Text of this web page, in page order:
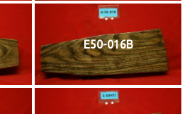
E50-016B